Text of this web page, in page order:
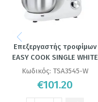
Επεξεργαστής τροφίμων
EASY COOK SINGLE WHITE
Κωδικός: TSA3545-W
€101.20